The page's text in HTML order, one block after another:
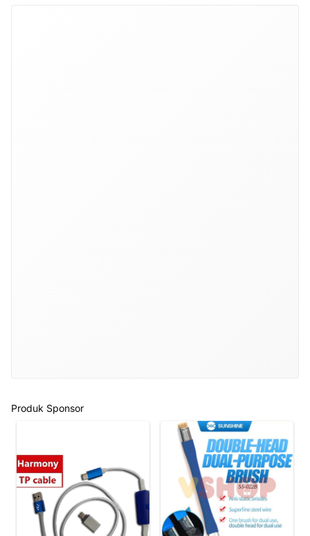
Produk Sponsor